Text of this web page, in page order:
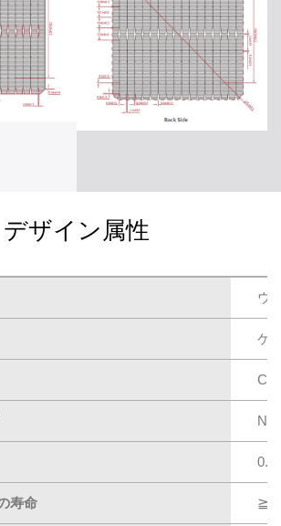
デザイン属性
ウ
ケ
CZ
N型
寿命